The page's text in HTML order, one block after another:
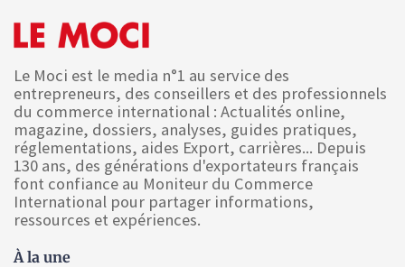
Le Moci est le media n°1 au service des
entrepreneurs, des conseillers et des professionnels
du commerce international : Actualités online,
magazine, dossiers, analyses, guides pratiques,
réglementations, aides Export, carrières... Depuis
130 ans, des générations d'exportateurs français
font confiance au Moniteur du Commerce
International pour partager informations,
ressources et expériences.
À la une